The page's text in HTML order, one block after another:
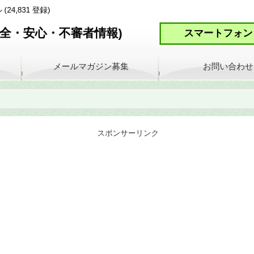
(24,831 登録)
・安心・不審者情報)
メールマガジン募集 お問い合わせ
スポンサーリンク